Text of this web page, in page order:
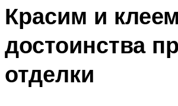
Красим и
достоинства
отделки